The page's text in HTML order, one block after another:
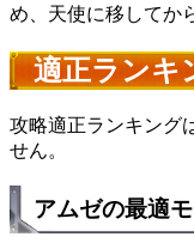
め、天使に移してか
適正ランキ
攻略適正ランキング
せん。
アムゼの最適